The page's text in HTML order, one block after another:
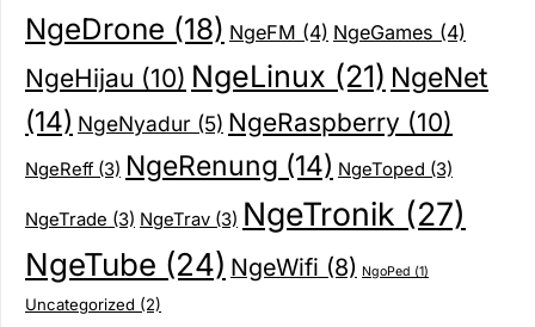
NgeDrone (18) NgeFM (4) NgeGames (4)
NgeHijau (10) NgeLinux (21) NgeNet
(14) NgeNyadur (5) NgeRaspberry (10)
NgeReff (3) NgeRenung (14) NgeToped (3)
NgeTrade (3) NgeTrav (3) NgeTronik (27)
NgeTube (24) NgeWifi (8) NgoPed (1)
Uncategorized (2)